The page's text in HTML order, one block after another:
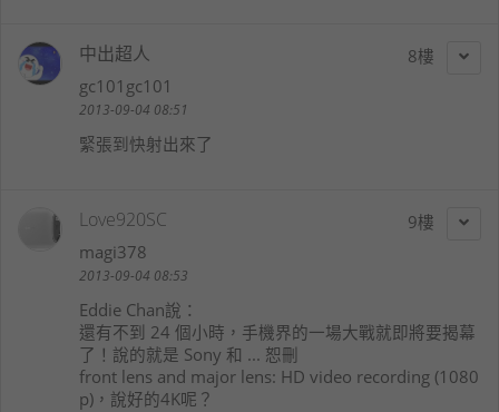
8
中出超人
gc101gc101
2013-09-04 08:51
緊張到快射出來了
9
Love920SC
magi378
2013-09-04 08:53
Eddie Chan說：
還有不到 24 個小時，手機界的一場大戰就即將要揭幕
了！說的就是 Sony 和 ... 恕刪
front lens and major lens: HD video recording (1080
p)，說好的4K呢？